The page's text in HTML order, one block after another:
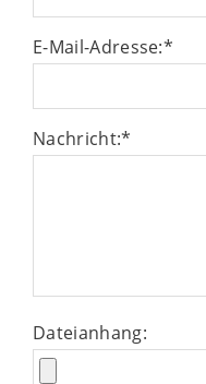
E-Mail-Adresse:*
Nachricht:*
Dateianhang: